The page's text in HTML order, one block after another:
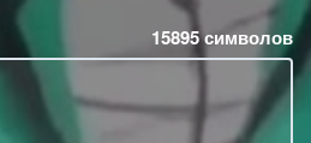
15895символов